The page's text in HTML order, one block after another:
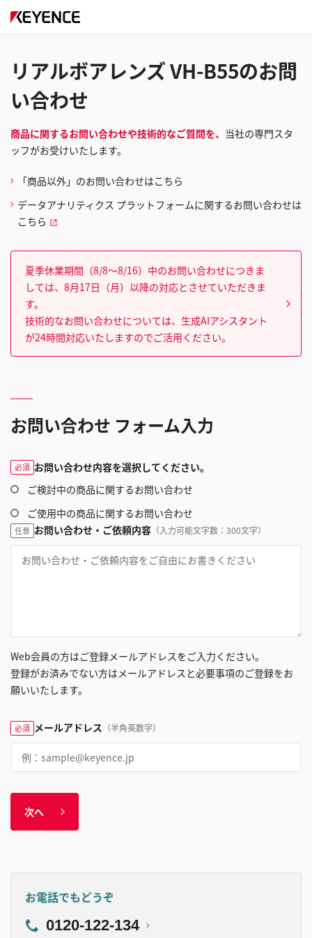
リアルボアレンズ VH-B55のお問
い合わせ
商品に関するお問い合わせや技術的なご質問を、 当社の専門スタ
ッフがお受けいたします。
「商品以外」のお問い合わせはこちら
データアナリティクス プラットフォームに関するお問い合わせは
こちら
夏季休業期間（8/8～8/16）中のお問い合わせにつきま
しては、8月17日（月）以降の対応とさせていただきま
す。
技術的なお問い合わせについては、生成AIアシスタント
が24時間対応いたしますのでご活用ください。
お問い合わせ フォーム入力
必須 お問い合わせ内容を選択してください。
ご検討中の商品に関するお問い合わせ
ご使用中の商品に関するお問い合わせ
任意 お問い合わせ・ご依頼内容 （入力可能文字数：300文字）
Web会員の方はご登録メールアドレスをご入力ください。
登録がお済みでない方はメールアドレスと必要事項のご登録をお
願いいたします。
必須 メールアドレス （半角英数字）
次へ
お電話でもどうぞ
0120-122-134